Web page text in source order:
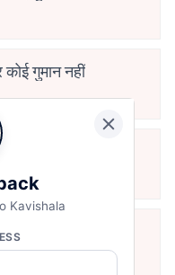
गुमान नहीं
Kavishala